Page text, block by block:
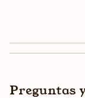
Preguntas